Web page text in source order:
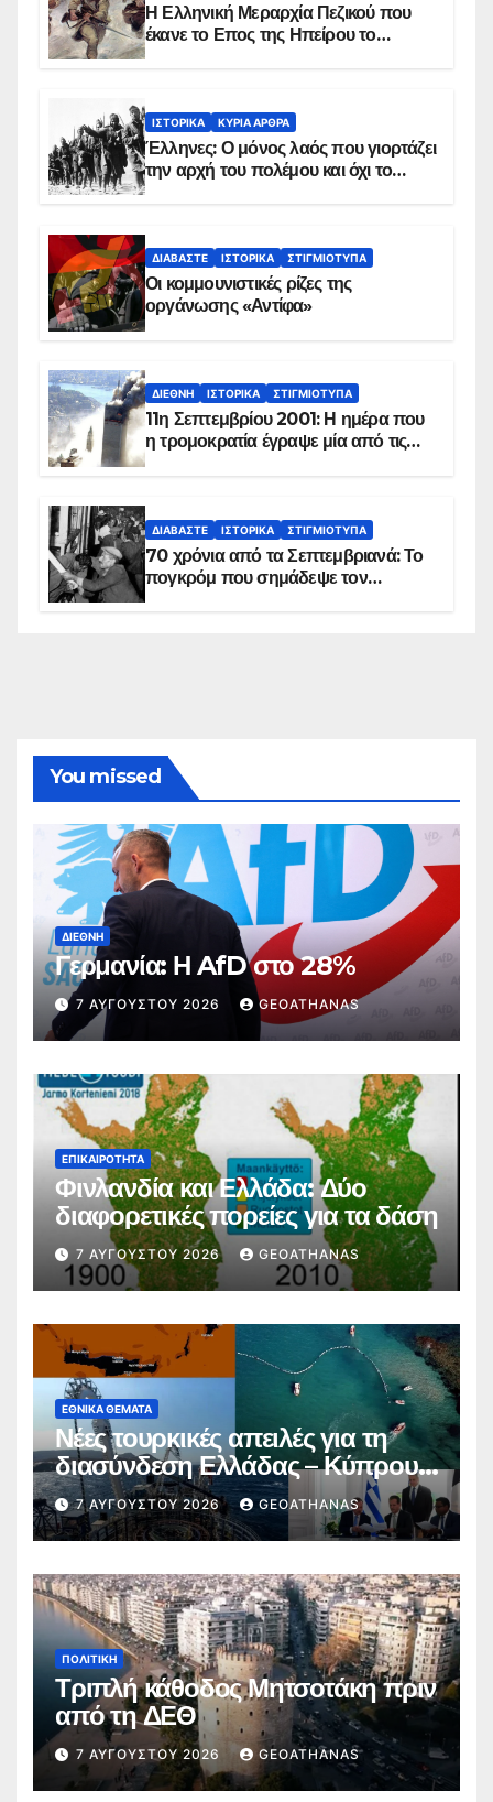
Η Ελληνική Μεραρχία Πεζικού που
έκανε το Επος της Ηπείρου το
ΙΣΤΟΡΙΚΆ ΚΥΡΙΑ ΑΡΘΡΑ
Έλληνες: Ο μόνος λαός που γιορτάζει
την αρχή του πολέμου και όχι το
ΔΙΑΒΆΣΤΕ ΙΣΤΟΡΙΚΆ ΣΤΙΓΜΙΌΤΥΠΑ
Οι κομμουνιστικές ρίζες της
οργάνωσης «Αντίφα»
ΔΙΕΘΝΉ ΙΣΤΟΡΙΚΆ ΣΤΙΓΜΙΌΤΥΠΑ
11η Σεπτεμβρίου 2001: Η ημέρα που
η τρομοκρατία έγραψε μία από τις
ΔΙΑΒΆΣΤΕ ΙΣΤΟΡΙΚΆ ΣΤΙΓΜΙΌΤΥΠΑ
70 χρόνια από τα Σεπτεμβριανά: Το
πογκρόμ που σημάδεψε τον
You missed
ΔΙΕΘΝΉ
Γερμανία: Η AfD στο 28%
7 ΑΥΓΟΎΣΤΟΥ 2026 GEOATHANAS
ΕΠΙΚΑΙΡΌΤΗΤΑ
Φινλανδία και Ελλάδα: Δύο
διαφορετικές πορείες για τα δάση
7 ΑΥΓΟΎΣΤΟΥ 2026 GEOATHANAS
ΕΘΝΙΚΆ ΘΈΜΑΤΑ
Νέες τουρκικές απειλές για τη
διασύνδεση Ελλάδας – Κύπρου –
Ισραήλ
7 ΑΥΓΟΎΣΤΟΥ 2026 GEOATHANAS
ΠΟΛΙΤΙΚΉ
Τριπλή κάθοδος Μητσοτάκη πριν
από τη ΔΕΘ
7 ΑΥΓΟΎΣΤΟΥ 2026 GEOATHANAS